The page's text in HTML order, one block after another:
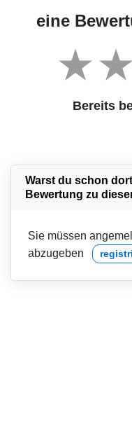
eine
Bereits
Warst du schon
Bewertung zu
Sie müssen
abzugeben